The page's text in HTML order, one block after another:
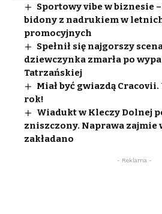
Sportowy vibe w biznesie
bidony z nadrukiem w
promocyjnych
Spełnił się najgorszy
dziewczynka zmarła po
Tatrzańskiej
Miał być gwiazdą
rok!
Wiadukt w Kleczy Dolnej
zniszczony. Naprawa zajmie
zakładano
- Reklama -